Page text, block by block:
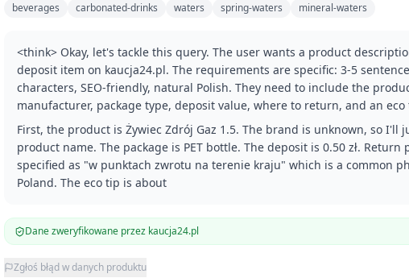
beverages carbonated-drinks waters spring-waters mineral-waters
<think> Okay, let's tackle this query. The user wants a product
deposit item on kaucja24.pl. The requirements are specific: 3-5
characters, SEO-friendly, natural Polish. They need to include the
manufacturer, package type, deposit value, where to return, and an eco
First, the product is Żywiec Zdrój Gaz 1.5. The brand is unknown, so I'll
product name. The package is PET bottle. The deposit is 0.50 zł. Return
specified as "w punktach zwrotu na terenie kraju" which is a common
Poland. The eco tip is about
Dane zweryfikowane przez kaucja24.pl
Zgłoś błąd w danych produktu